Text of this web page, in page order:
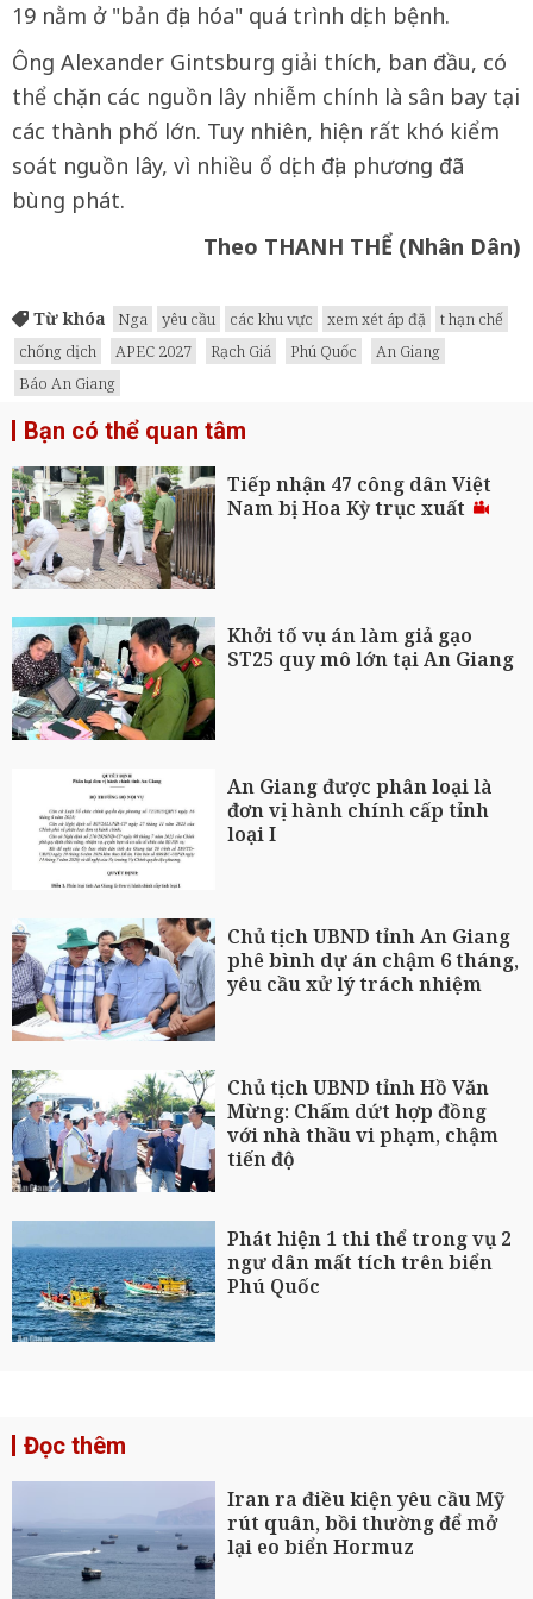
19 nằm ở "bản địa hóa" quá trình dịch bệnh.
Ông Alexander Gintsburg giải thích, ban đầu, có
thể chặn các nguồn lây nhiễm chính là sân bay tại
các thành phố lớn. Tuy nhiên, hiện rất khó kiểm
soát nguồn lây, vì nhiều ổ dịch địa phương đã
bùng phát.
Theo THANH THỂ (Nhân Dân)
Từ khóa Nga yêu cầu các khu vực xem xét áp đặ
t hạn chế
chống dịch
APEC 2027 Rạch Giá Phú Quốc
An Giang
Báo An Giang
Bạn có thể quan tâm
Tiếp nhận 47 công dân Việt
Nam bị Hoa Kỳ trục xuất
Khởi tố vụ án làm giả gạo
ST25 quy mô lớn tại An Giang
An Giang được phân loại là
đơn vị hành chính cấp tỉnh
loại I
Chủ tịch UBND tỉnh An Giang
phê bình dự án chậm 6 tháng,
yêu cầu xử lý trách nhiệm
Chủ tịch UBND tỉnh Hồ Văn
Mừng: Chấm dứt hợp đồng
với nhà thầu vi phạm, chậm
tiến độ
Phát hiện 1 thi thể trong vụ 2
ngư dân mất tích trên biển
Phú Quốc
Đọc thêm
Iran ra điều kiện yêu cầu Mỹ
rút quân, bồi thường để mở
lại eo biển Hormuz